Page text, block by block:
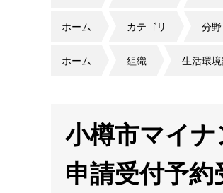
ホーム カテゴリ 分野
ホーム 組織 生活環
小樽市マイ
申請受付予